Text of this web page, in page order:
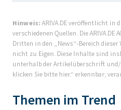
Hinweis:ARIVA.DE veröffentlicht in
verschiedenen Quellen. Die
Dritten in den „News“-Bereich
nicht zu Eigen. Diese Inhalte sind
unterhalb der Artikelüberschrift
klicken Sie bitte hier.“ erkennbar;
Themen im Trend